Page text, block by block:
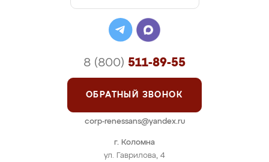
г. Коломна
ул. Гаврилова, 4
8 (800) 511-89-55
ОБРАТНЫЙ ЗВОНОК
corp-renessans@yandex.ru